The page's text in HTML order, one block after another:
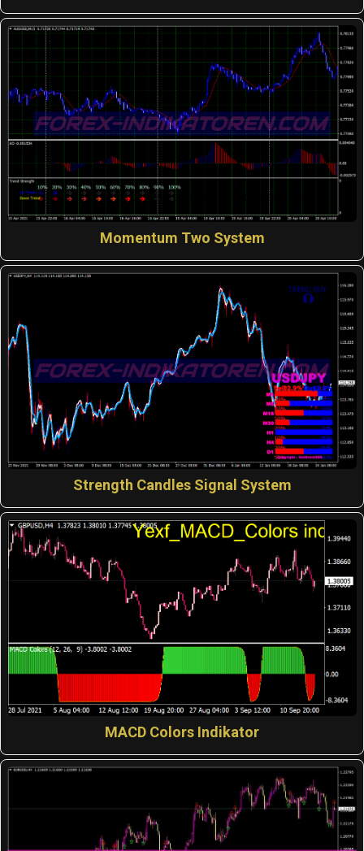
Momentum Two System
Strength Candles Signal System
MACD Colors Indikator